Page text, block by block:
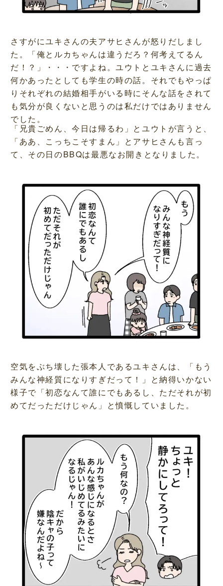
さすがにユキさんの夫アサヒさんが怒りだしまし
た。「俺とルカちゃんは違うだろ？何考えてるん
だ！？」・・・ですよね。ユウトとユキさんに過去
何かあったとしても学生の時の話。それでもやっぱ
りそれぞれの結婚相手がいる時にそんな話をされて
も気分が良くないと思うのは私だけではありません
でした。
「兄貴ごめん、今日は帰るわ」とユウトが言うと、
「ああ、こっちこそすまん」とアサヒさんも言っ
て、その日のBBQは最悪なお開きとなりました。
空気をぶち壊した張本人であるユキさんは、「もう
みんな神経質になりすぎだって！」と納得いかない
様子で「初恋なんて誰にでもあるし、ただそれが初
めてだっただけじゃん」と憤慨していました。